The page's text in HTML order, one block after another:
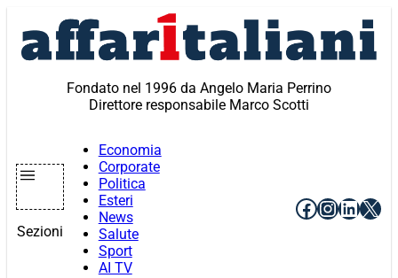
contenuto
Fondato nel 1996 da Angelo Maria Perrino
Direttore responsabile Marco Scotti
Sezioni
Economia
Corporate
Politica
Esteri
News
Salute
Sport
AI TV
Facebook
X